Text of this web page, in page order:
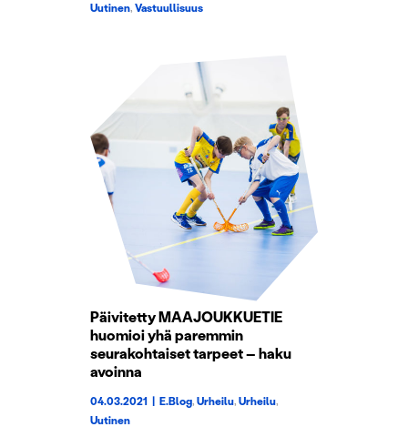
Uutinen, Vastuullisuus
Päivitetty MAAJOUKKUETIE
huomioi yhä paremmin
seurakohtaiset tarpeet – haku
avoinna
04.03.2021 | E.Blog,Urheilu,Urheilu,
Uutinen